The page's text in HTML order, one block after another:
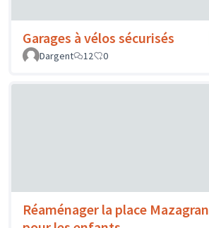
Garages à vélos sécurisés
Dargent
12 0
Réaménager la place Mazagran